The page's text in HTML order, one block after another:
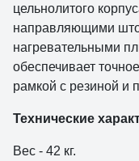
цельнолитого
направляющими
нагревательными
обеспечивает
рамкой с резиной и
Технические
Вес - 42 кг.